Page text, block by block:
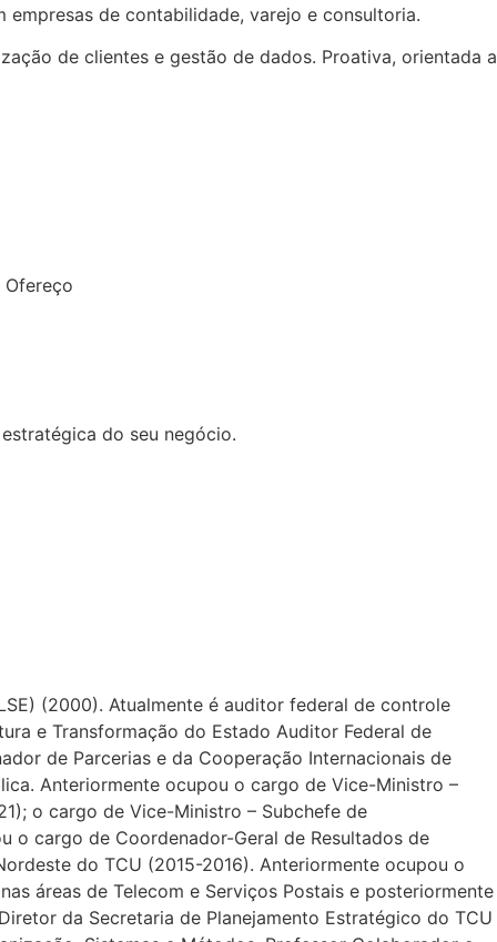
de contabilidade, varejo e consultoria.
de clientes e gestão de dados. Proativa, orientada a
do seu negócio.
(2000). Atualmente é auditor federal de controle
e Transformação do Estado Auditor Federal de
de Parcerias e da Cooperação Internacionais de
Anteriormente ocupou o cargo de Vice-Ministro –
o cargo de Vice-Ministro – Subchefe de
o cargo de Coordenador-Geral de Resultados de
do TCU (2015-2016). Anteriormente ocupou o
áreas de Telecom e Serviços Postais e posteriormente
da Secretaria de Planejamento Estratégico do TCU